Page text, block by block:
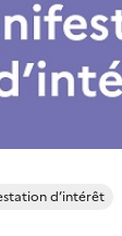
d’intérêt